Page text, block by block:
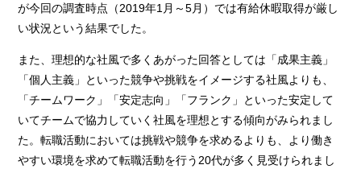
が今回の調査時点（2019年1月～5月）では有給休暇取得が厳し
い状況という結果でした。
また、理想的な社風で多くあがった回答としては「成果主義」
「個人主義」といった競争や挑戦をイメージする社風よりも、
「チームワーク」「安定志向」「フランク」といった安定して
いてチームで協力していく社風を理想とする傾向がみられまし
た。転職活動においては挑戦や競争を求めるよりも、より働き
やすい環境を求めて転職活動を行う20代が多く見受けられまし